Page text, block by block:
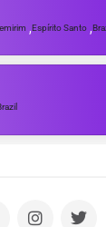
,Espírito Santo ,